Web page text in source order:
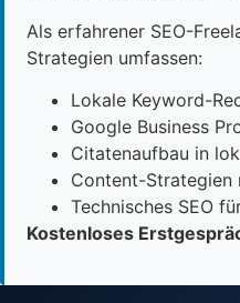
Als erfahrener SEO-
Strategien umfassen:
Lokale Keyword-
Google Business
Citatenaufbau in
Content-Strategien
Technisches SEO
Kostenloses